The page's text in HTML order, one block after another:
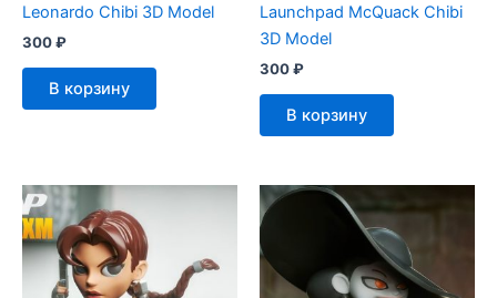
Leonardo Chibi 3D Model
300₽
В корзину
Launchpad McQuack Chibi
3D Model
300₽
В корзину